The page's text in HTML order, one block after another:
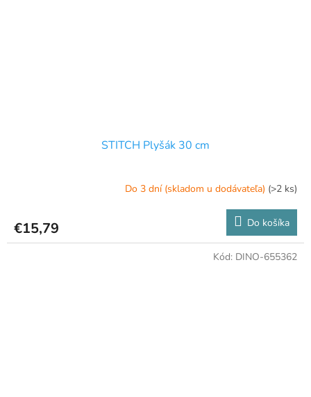
STITCH Plyšák 30 cm
Do 3 dní (skladom u dodávateľa) (>2 ks)
€15,79 Do košíka
Kód: DINO-655362